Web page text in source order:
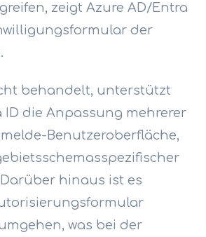
zeigt Azure AD/Entra
der
behandelt, unterstützt
ID die Anpassung mehrerer
Benutzeroberfläche,
hinaus ist es
was bei der